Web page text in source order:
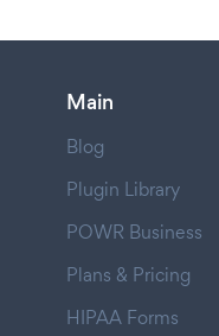
Main
Blog
Plugin Library
POWR Business
Plans & Pricing
HIPAA Forms